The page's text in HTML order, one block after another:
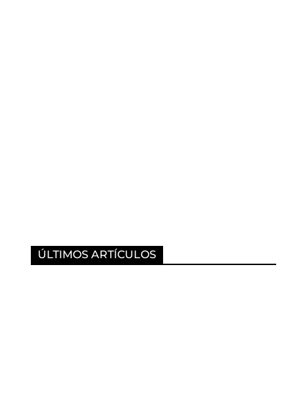
ÚLTIMOS ARTÍCULOS